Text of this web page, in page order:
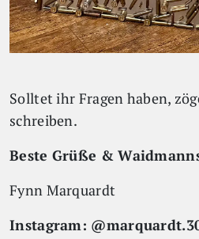
Solltet ihr Fragen haben,
schreiben.
Beste Grüße &
Fynn Marquardt
Instagram: